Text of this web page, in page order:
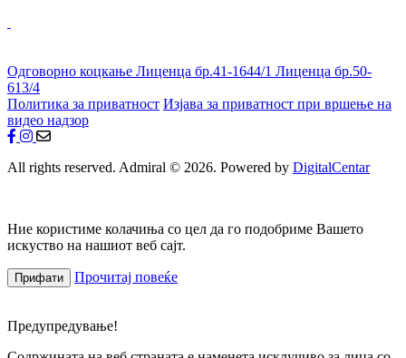
Одговорно коцкање Лиценца бр.41-1644/1 Лиценца бр.50-
613/4
Политика за приватност Изјава за приватност при вршење на
видео надзор
All rights reserved. Admiral © 2026. Powered by DigitalCentar
Ние користиме колачиња со цел да го подобриме Вашето
искуство на нашиот веб сајт.
Прифати Прочитај повеќе
Предупредување!